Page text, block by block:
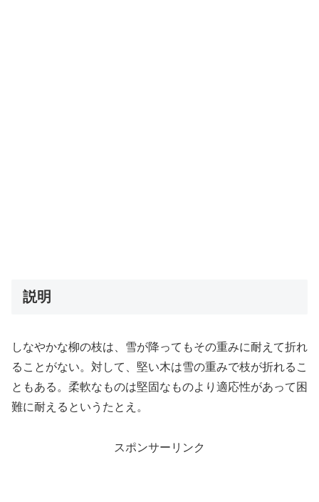
説明
しなやかな柳の枝は、雪が降ってもその重みに耐えて折れ
ることがない。対して、堅い木は雪の重みで枝が折れるこ
ともある。柔軟なものは堅固なものより適応性があって困
難に耐えるというたとえ。
スポンサーリンク